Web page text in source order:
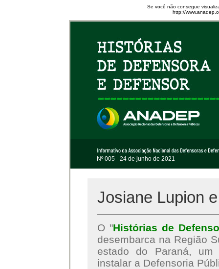
Se você não consegue
http://
Nº 005 - 24 de junho de 2021
Josiane Lupion
O "Histórias de
desembarca na Região
estado do Paraná,
instalar a Defensoria